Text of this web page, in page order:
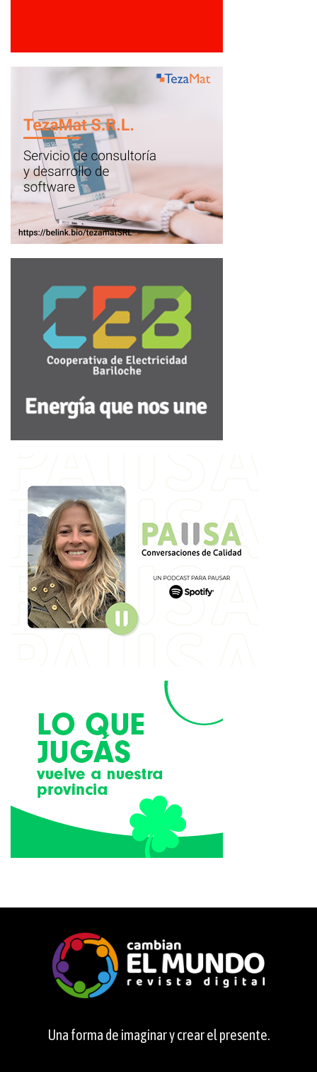
Una forma de imaginar y crear el presente.